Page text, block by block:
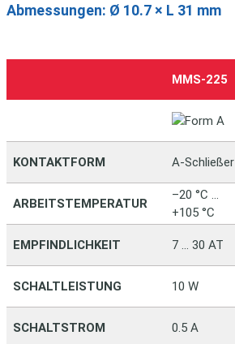
Abmessungen: Ø 10.7 × L 31 mm
MMS-225
KONTAKTFORM A-Schließer
ARBEITSTEMPERATUR
–20 °C …
+105 °C
EMPFINDLICHKEIT 7 … 30 AT
SCHALTLEISTUNG 10 W
SCHALTSTROM 0.5 A